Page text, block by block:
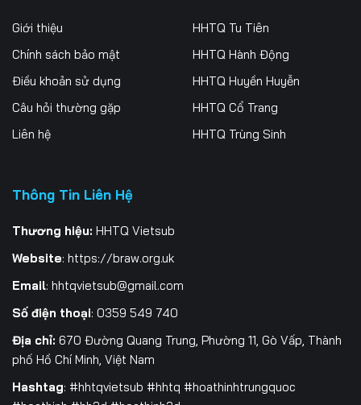
Giới thiệu
Chính sách bảo mật
Điều khoản sử dụng
Câu hỏi thường gặp
Liên hệ
HHTQ Tu Tiên
HHTQ Hành Động
HHTQ Huyền Huyễn
HHTQ Cổ Trang
HHTQ Trùng Sinh
Thông Tin Liên Hệ
Thương hiệu: HHTQ Vietsub
Website: https://braw.org.uk
Email: hhtqvietsub@gmail.com
Số điện thoại: 0359 549 740
Địa chỉ: 670 Đường Quang Trung, Phường 11, Gò Vấp, Thành
phố Hồ Chí Minh, Việt Nam
Hashtag: #hhtqvietsub #hhtq #hoathinhtrungquoc